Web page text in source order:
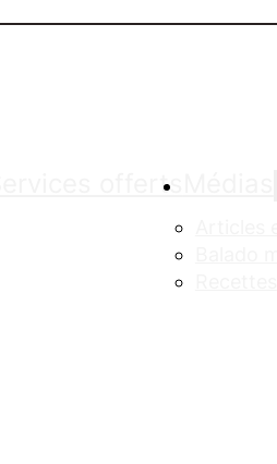
Services offerts